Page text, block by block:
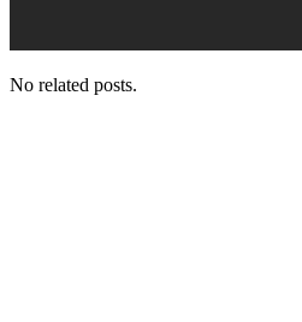
No related posts.